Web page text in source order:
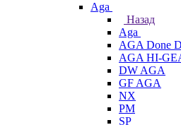
Aga
Назад
Aga
AGA Done
AGA HI-
DW AGA
GF AGA
NX
PM
SP